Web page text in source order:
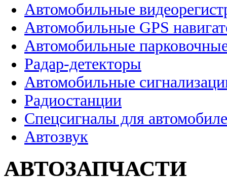
Автомобильные
Автомобильные GPS
Автомобильные
Радар-детекторы
Автомобильные
Радиостанции
Спецсигналы для
Автозвук
АВТОЗАПЧАСТИ